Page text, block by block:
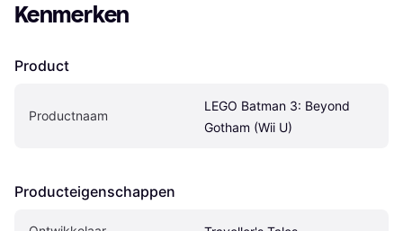
Kenmerken
Product
Productnaam
LEGO Batman 3: Beyond
Gotham (Wii U)
Producteigenschappen